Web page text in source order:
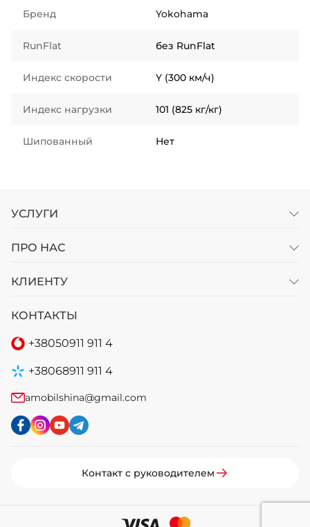
Бренд Yokohama
RunFlat без RunFlat
Индекс скорости Y (300 км/ч)
Индекс нагрузки 101 (825 кг/кг)
Шипованный Нет
УСЛУГИ
ПРО НАС
КЛИЕНТУ
КОНТАКТЫ
+38050911 911 4
+38068911 911 4
amobilshina@gmail.com
Контакт с руководителем